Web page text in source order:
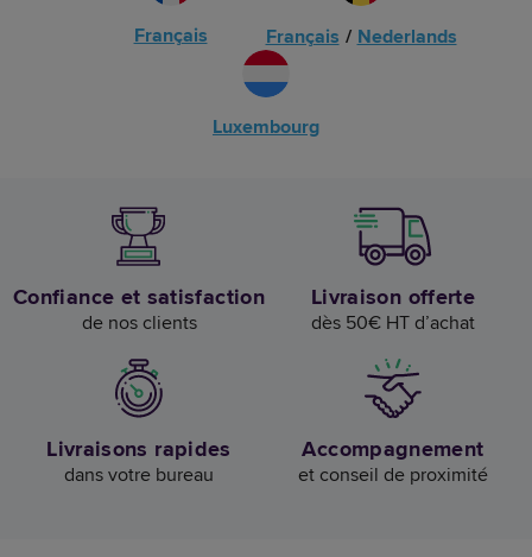
Français Français / Nederlands
Luxembourg
Confiance et satisfaction
de nos clients
Livraison offerte
dès 50€ HT d’achat
Livraisons rapides
dans votre bureau
Accompagnement
et conseil de proximité